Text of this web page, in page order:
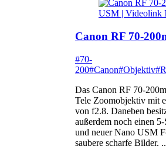
Canon RF 70-
#70-
200#Canon#Objektiv
Das Canon RF 70-
Tele Zoomobjektiv mit
von f2.8. Daneben
außerdem noch einen
und neuer Nano USM
saubere scharfe Bilder.